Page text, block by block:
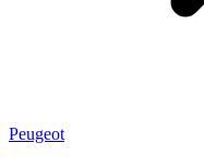
Peugeot